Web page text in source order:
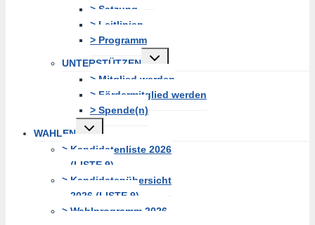
> Satzung
> Leitlinien
> Programm
UNTERSTÜTZEN
Untermenü
erweitern
> Mitglied werden
> Fördermitglied werden
> Spende(n)
WAHLEN
Untermenü
erweitern
> Kandidatenliste 2026
(LISTE 9)
> Kandidatenübersicht
2026 (LISTE 9)
> Wahlprogramm 2026